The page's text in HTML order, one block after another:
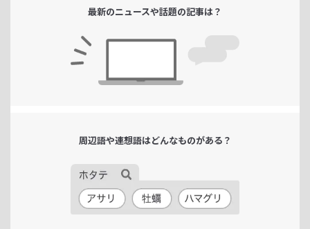
最新のニュースや話題の記事は？
周辺語や連想語はどんなものがある？